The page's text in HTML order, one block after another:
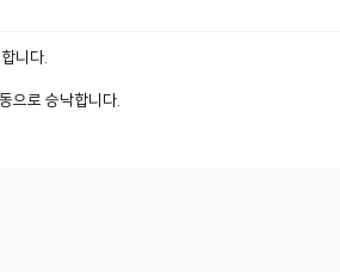
니다.
으로 승낙합니다.